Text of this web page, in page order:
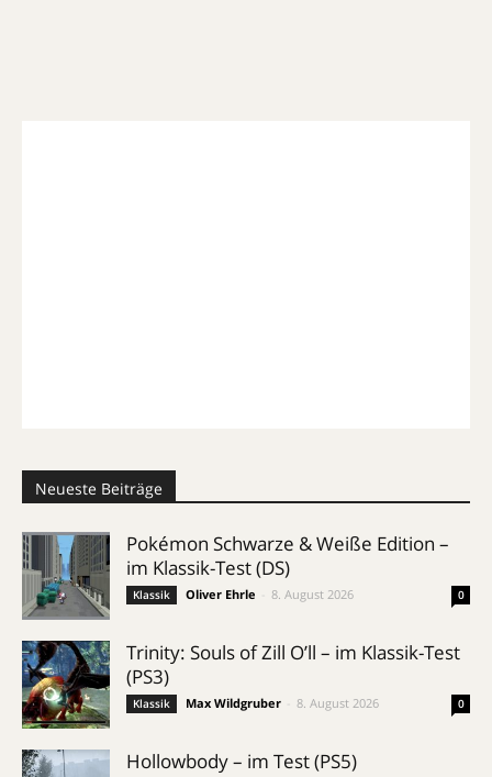
Neueste Beiträge
Pokémon Schwarze & Weiße Edition –
im Klassik-Test (DS)
Klassik Oliver Ehrle 8. August 2026 0
Trinity: Souls of Zill O’ll – im Klassik-Test
(PS3)
Klassik Max Wildgruber 8. August 2026 0
Hollowbody – im Test (PS5)